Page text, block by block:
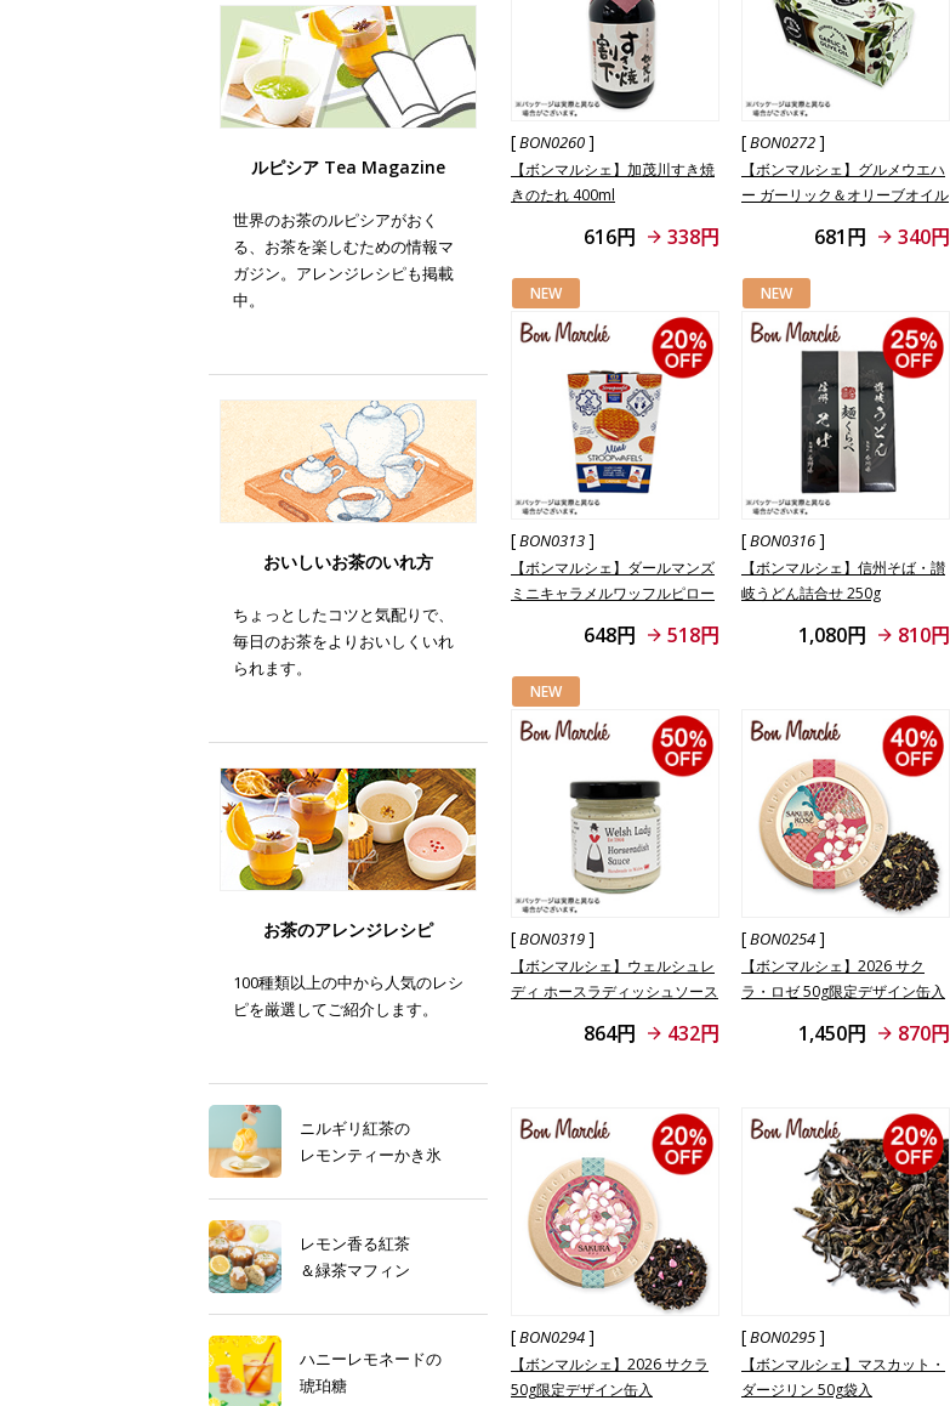
[BON0260]
【ボンマルシェ】加茂川すき焼
きのたれ 400ml
616円 338円
[BON0272]
【ボンマルシェ】グルメウエハ
ー ガーリック＆オリーブオイル
681円 340円
NEW
[BON0313]
【ボンマルシェ】ダールマンズ
ミニキャラメルワッフルピロー
648円 518円
NEW
[BON0316]
【ボンマルシェ】信州そば・讃
岐うどん詰合せ 250g
1,080円 810円
NEW
[BON0319]
【ボンマルシェ】ウェルシュレ
ディ ホースラディッシュソース
864円 432円
[BON0254]
【ボンマルシェ】2026 サク
ラ・ロゼ 50g限定デザイン缶入
1,450円 870円
[BON0294]
【ボンマルシェ】2026 サクラ
50g限定デザイン缶入
[BON0295]
【ボンマルシェ】マスカット・
ダージリン 50g袋入
ルピシア Tea Magazine
世界のお茶のルピシアがおく
る、お茶を楽しむための情報マ
ガジン。アレンジレシピも掲載
中。
おいしいお茶のいれ方
ちょっとしたコツと気配りで、
毎日のお茶をよりおいしくいれ
られます。
お茶のアレンジレシピ
100種類以上の中から人気のレシ
ピを厳選してご紹介します。
ニルギリ紅茶の
レモンティーかき氷
レモン香る紅茶
＆緑茶マフィン
ハニーレモネードの
琥珀糖